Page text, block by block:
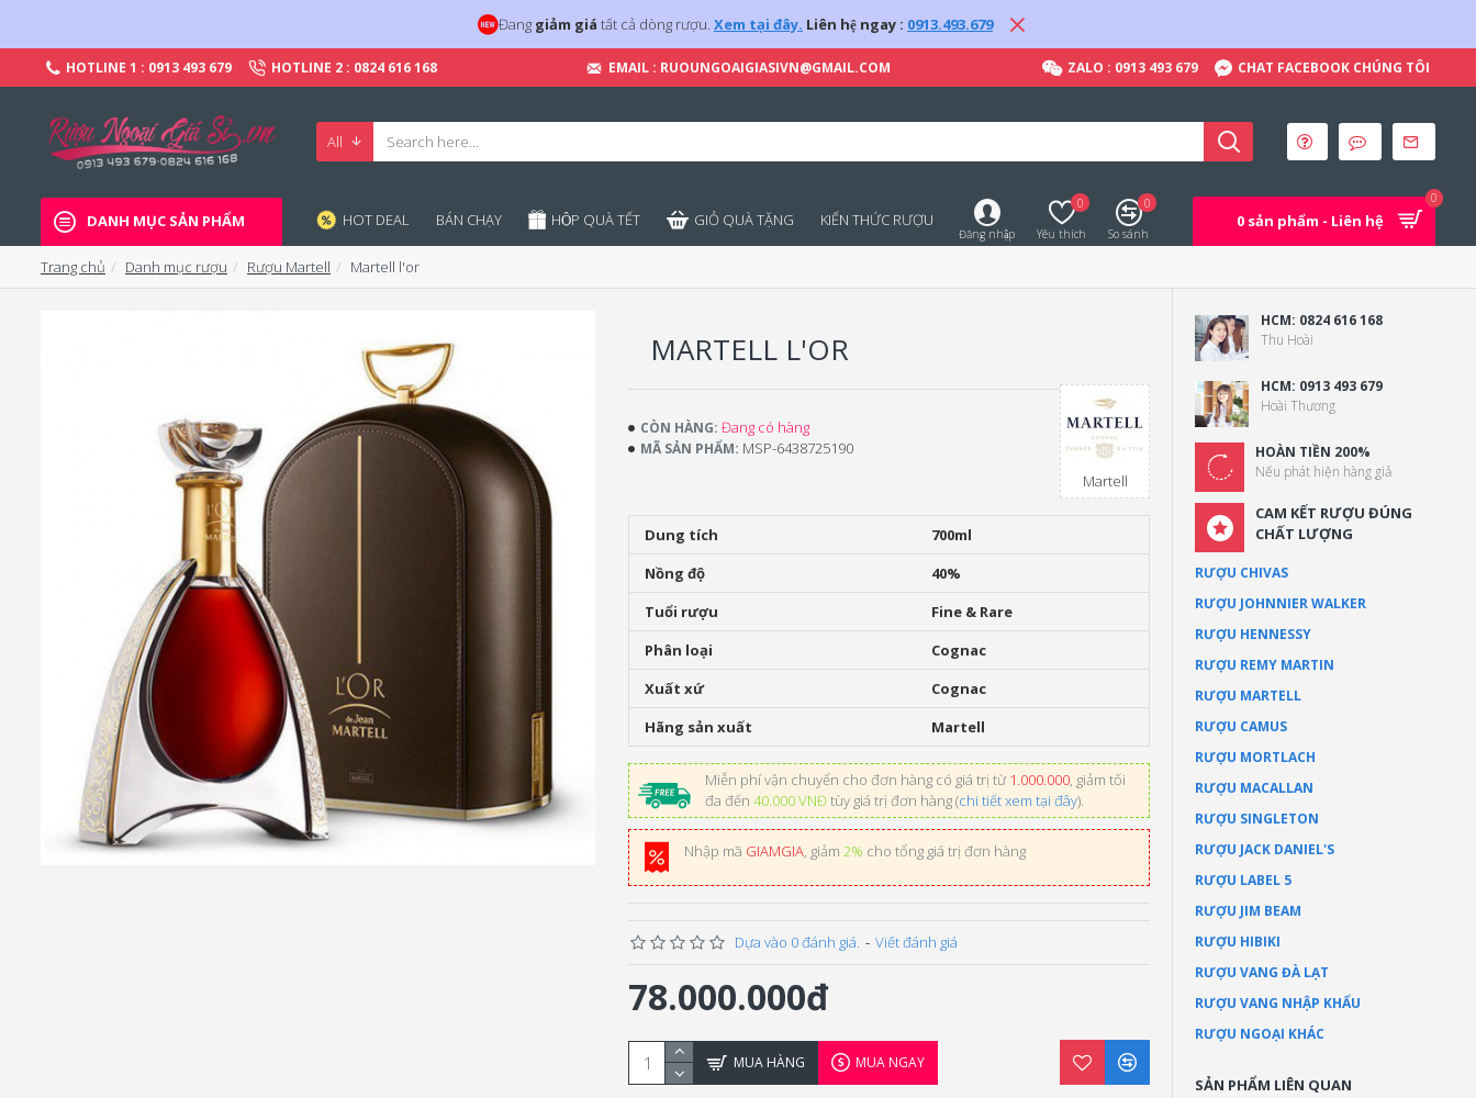
Đang giảm giá tất cả dòng rượu. Xem tại đây. Liên hệ ngay : 0913.493.679
HOTLINE 1 : 0913 493 679 HOTLINE 2 : 0824 616 168 EMAIL : RUOUNGOAIGIASIVN@GMAIL.COM ZALO : 0913 493 679 CHAT FACEBOOK CHÚNG TÔI
All
DANH MỤC SẢN PHẨM HOT DEAL BÁN CHẠY HỘP QUÀ TẾT GIỎ QUÀ TẶNG KIẾN THỨC RƯỢU
Đăng nhập Yêu thích
0
So sánh
0
0 sản phẩm - Liên hệ
0
Trang chủ Danh mục rượu Rượu Martell Martell l'or
MARTELL L'OR
Dung tích
700ml
Nồng độ
40%
Tuổi rượu
Fine & Rare
Phân loại
Cognac
Xuất xứ
Cognac
Hãng sản xuất
Martell
Miễn phí vận chuyển cho đơn hàng có giá trị từ 1.000.000, giảm tối
đa đến 40.000 VNĐtùy giá trị đơn hàng (chi tiết xem tại đây).
Nhập mã GIAMGIA, giảm 2% cho tổng giá trị đơn hàng
CÒN HÀNG: Đang có hàng
MÃ SẢN PHẨM: MSP-6438725190
Martell
Dựa vào 0 đánh giá. - Viết đánh giá
78.000.000đ
MUA HÀNG MUA NGAY
HCM: 0824 616 168
Thu Hoài
HCM: 0913 493 679
Hoài Thương
HOÀN TIỀN 200%
Nếu phát hiện hàng giả
CAM KẾT RƯỢU ĐÚNG
CHẤT LƯỢNG
RƯỢU CHIVAS
RƯỢU JOHNNIER WALKER
RƯỢU HENNESSY
RƯỢU REMY MARTIN
RƯỢU MARTELL
RƯỢU CAMUS
RƯỢU MORTLACH
RƯỢU MACALLAN
RƯỢU SINGLETON
RƯỢU JACK DANIEL'S
RƯỢU LABEL 5
RƯỢU JIM BEAM
RƯỢU HIBIKI
RƯỢU VANG ĐÀ LẠT
RƯỢU VANG NHẬP KHẨU
RƯỢU NGOẠI KHÁC
SẢN PHẨM LIÊN QUAN